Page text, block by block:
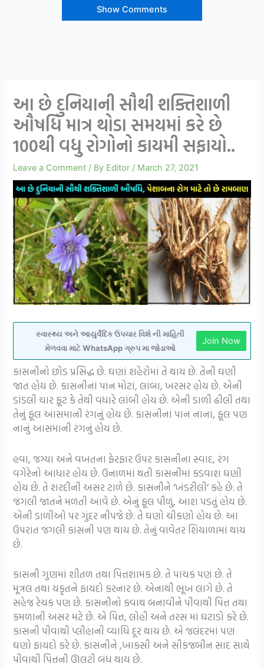
Show Comments
આ છે દુનિયાની સૌથી શક્તિશાળી
ઔષધિ માત્ર થોડા સમયમાં કરે છે
100થી વધુ રોગોનો કાયમી સફાયો..
Leave a Comment / By Editor / March 27, 2021
સ્વાસ્થ્ય અને આયુર્વેદિક ઉપચાર વિશે ની માહિતી
મેળવવા માટે WhatsApp ગ્રુપ મા જોડાઓ
Join Now
કાસનીનો છોડ પ્રસિદ્ધ છે. ઘણાં શહેરોમાં તે થાય છે. તેની ઘણી
જાત હોય છે. કાસનીનાં પાન મોટાં, લાંબા, ખરસર હોય છે. એની
ડાંડલી ચાર ફૂટ કે તેથી વધારે લાંબી હોય છે. એની ડાળી ઢીલી તથા
તેનું ફૂલ આસમાની રંગનું હોય છે. કાસનીનાં પાન નાનાં, ફૂલ પણ
નાનું આસમાની રંગનું હોય છે.
હવા, જગ્યા અને વખતના ફેરફાર ઉપર કાસનીના સ્વાદ, રંગ
વગેરેનો આધાર હોય છે. ઉનાળમાં થતી કાસનીમાં કડવાશ ઘણી
હોય છે. તે શરદીની અસર ટાળે છે. કાસનીને ‘ખંડરીલી’ કહે છે. તે
જંગલી જાતને મળતી આવે છે. એનું ફૂલ પીળું, આશ પડતું હોય છે.
એની ડાળીઓ પર ગુંદર નીપજે છે. તે ઘણો ચીકણો હોય છે. આ
ઉપરાંત જંગલી કાસની પણ થાય છે. તેનું વાવેતર શિયાળામાં થાય
છે.
કાસની ગુણમાં શીતળ તથા પિત્તશામક છે. તે પાચક પણ છે. તે
મૂત્રલ તથા યકૃતને ફાયદો કરનાર છે. એનાથી ભૂખ લાગે છે. તે
સહેજ રેચક પણ છે. કાસનીનો કવાથ બનાવીને પીવાથી પિત્ત તથા
કમળાની અસર મટે છે. એ પિત્ત, લોહી અને તરસ માં ઘટાડો કરે છે.
કાસની પીવાથી પ્લીહાની વ્યાધિ દૂર થાય છે. એ જલંદરમાં પણ
ઘણો ફાયદો કરે છે. કાસનીને ,ખાકસી અને સીકંજબીન સાદ સાથે
પીવાથી પિત્તની ઊલટી બંધ થાય છે.